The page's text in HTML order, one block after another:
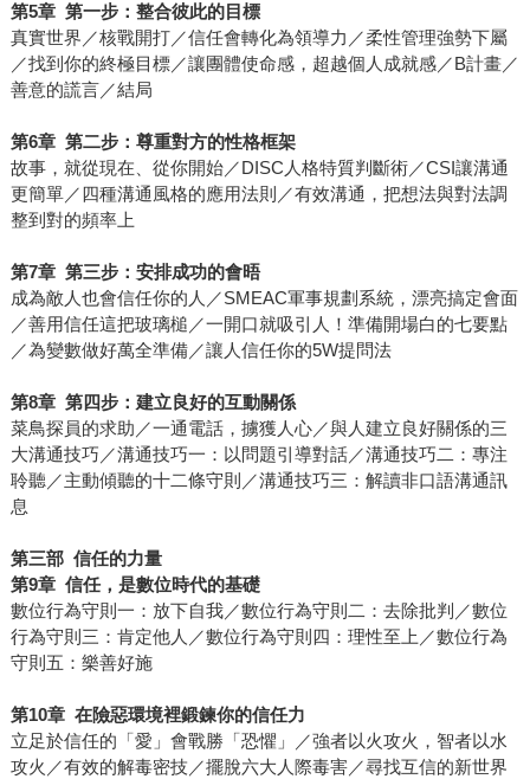
第5章 第一步：整合彼此的目標
真實世界／核戰開打／信任會轉化為領導力／柔性管理強勢下屬
／找到你的終極目標／讓團體使命感，超越個人成就感／B計畫／
善意的謊言／結局
第6章 第二步：尊重對方的性格框架
故事，就從現在、從你開始／DISC人格特質判斷術／CSI讓溝通
更簡單／四種溝通風格的應用法則／有效溝通，把想法與對法調
整到對的頻率上
第7章 第三步：安排成功的會晤
成為敵人也會信任你的人／SMEAC軍事規劃系統，漂亮搞定會面
／善用信任這把玻璃槌／一開口就吸引人！準備開場白的七要點
／為變數做好萬全準備／讓人信任你的5W提問法
第8章 第四步：建立良好的互動關係
菜鳥探員的求助／一通電話，擄獲人心／與人建立良好關係的三
大溝通技巧／溝通技巧一：以問題引導對話／溝通技巧二：專注
聆聽／主動傾聽的十二條守則／溝通技巧三：解讀非口語溝通訊
息
第三部 信任的力量
第9章 信任，是數位時代的基礎
數位行為守則一：放下自我／數位行為守則二：去除批判／數位
行為守則三：肯定他人／數位行為守則四：理性至上／數位行為
守則五：樂善好施
第10章 在險惡環境裡鍛鍊你的信任力
立足於信任的「愛」會戰勝「恐懼」／強者以火攻火，智者以水
攻火／有效的解毒密技／擺脫六大人際毒害／尋找互信的新世界